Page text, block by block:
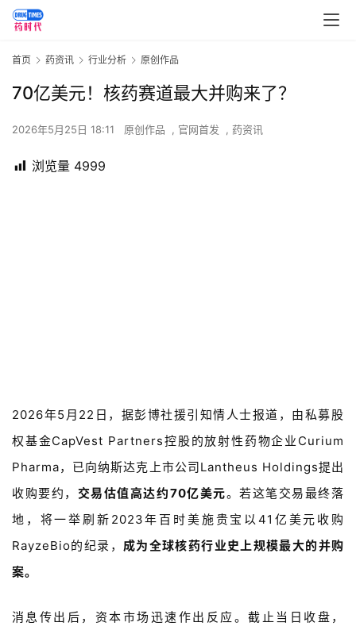
首页 药资讯 行业分析 原创作品
70亿美元！核药赛道最大并购来了？
2026年5月25日 18:11 原创作品 , 官网首发 , 药资讯
浏览量 4999
2026年5 月 22 日，据彭博社援引知情人士报道，由私募股
权基金CapVest Partners控股的放射性药物企业 Curium
Pharma，已向纳斯达克上市公司 Lantheus Holdings提出
收购要约， 交易估值高达约70亿美元。若这笔交易最终落
地，将一举刷新 2023年百时美施贵宝以 41 亿美元收购
RayzeBio的纪录， 成为全球核药行业史上规模最大的并购
案。
消息传出后，资本市场迅速作出反应。截止当日收盘，